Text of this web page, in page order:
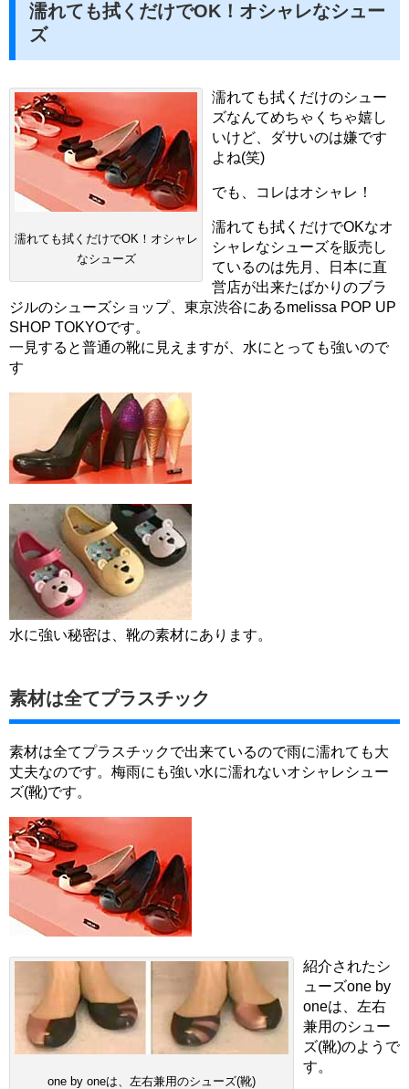
濡れても拭くだけでOK！オシャレなシュー
ズ
濡れても拭くだけでOK！オシャレ
なシューズ
濡れても拭くだけのシュー
ズなんてめちゃくちゃ嬉し
いけど、ダサいのは嫌です
よね(笑)
でも、コレはオシャレ！
濡れても拭くだけでOKなオ
シャレなシューズを販売し
ているのは先月、日本に直
営店が出来たばかりのブラ
ジルのシューズショップ、東京渋谷にあるmelissa POP UP
SHOP TOKYOです。
一見すると普通の靴に見えますが、水にとっても強いので
す
水に強い秘密は、靴の素材にあります。
素材は全てプラスチック
素材は全てプラスチックで出来ているので雨に濡れても大
丈夫なのです。梅雨にも強い水に濡れないオシャレシュー
ズ(靴)です。
one by oneは、左右兼用のシューズ(靴)
紹介されたシ
ューズone by
oneは、左右
兼用のシュー
ズ(靴)のようで
す。